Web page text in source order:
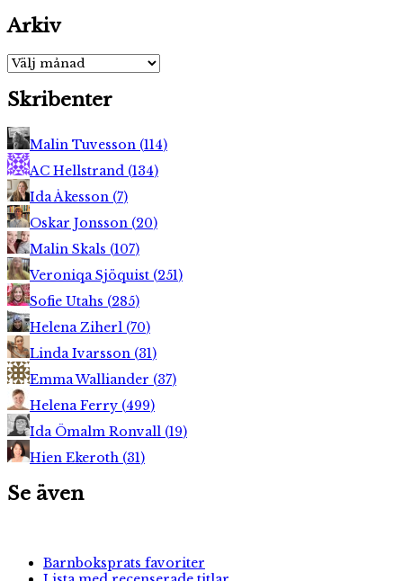
Arkiv
Arkiv
Skribenter
Malin Tuvesson (114)
AC Hellstrand (134)
Ida Åkesson (7)
Oskar Jonsson (20)
Malin Skals (107)
Veroniqa Sjöquist (251)
Sofie Utahs (285)
Helena Ziherl (70)
Linda Ivarsson (31)
Emma Walliander (37)
Helena Ferry (499)
Ida Ömalm Ronvall (19)
Hien Ekeroth (31)
Se även
Barnboksprats favoriter